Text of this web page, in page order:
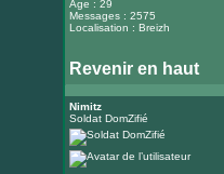
Age : 29
Messages : 2575
Localisation : Breizh
Revenir en haut
Nimitz
Soldat DomZifié